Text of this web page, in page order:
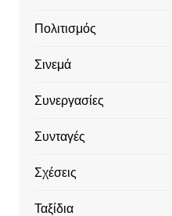
Πολιτισμός
Σινεμά
Συνεργασίες
Συνταγές
Σχέσεις
Ταξίδια